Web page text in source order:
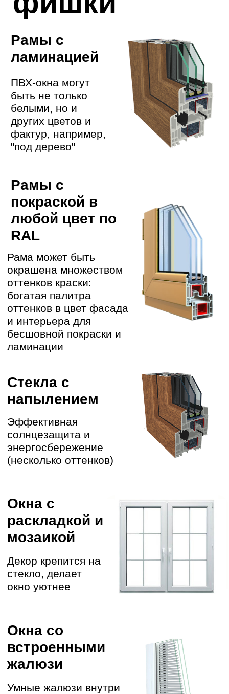
Шумоизоляционное окно
ручка с секретным
ребенка от
Благодаря
антирезонансному
cтеклопакету и
энергосберегающему
с замком
Наши
работы в
видеоблогах